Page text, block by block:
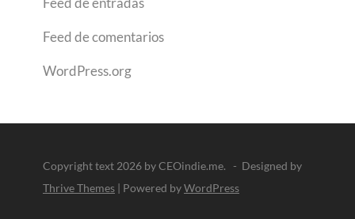
Feed de comentarios
WordPress.org
Copyright text 2026 by CEOindie.me. - Designed by
Thrive Themes | Powered byWordPress